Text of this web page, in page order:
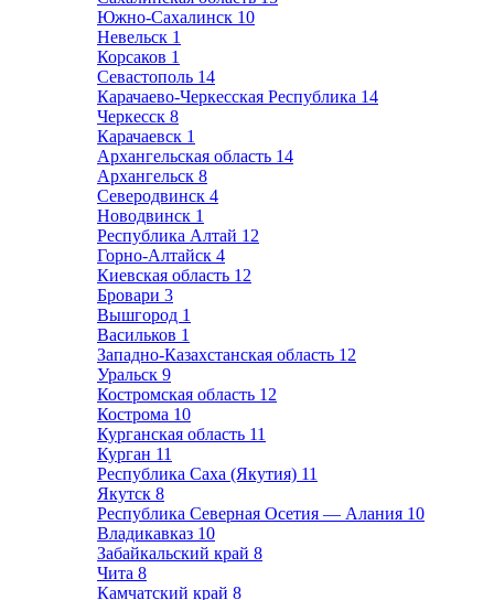
Южно-Сахалинск 10
Невельск 1
Корсаков 1
Севастополь 14
Карачаево-Черкесская Республика 14
Черкесск 8
Карачаевск 1
Архангельская область 14
Архангельск 8
Северодвинск 4
Новодвинск 1
Республика Алтай 12
Горно-Алтайск 4
Киевская область 12
Бровари 3
Вышгород 1
Васильков 1
Западно-Казахстанская область 12
Уральск 9
Костромская область 12
Кострома 10
Курганская область 11
Курган 11
Республика Саха (Якутия) 11
Якутск 8
Республика Северная Осетия — Алания 10
Владикавказ 10
Забайкальский край 8
Чита 8
Камчатский край 8